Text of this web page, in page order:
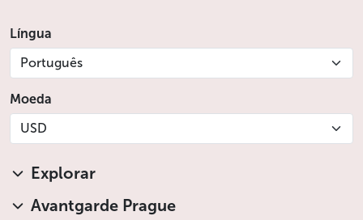
Língua
Português
Moeda
USD
Explorar
Avantgarde Prague